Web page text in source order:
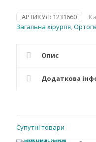
АРТИКУЛ: 1231660
Загальна хірургія,
Опис
Додаткова
Супутні товари